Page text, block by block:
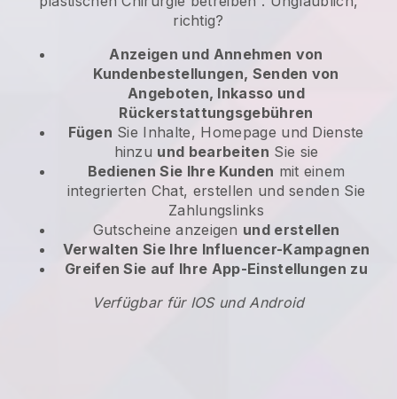
richtig?
Anzeigen und Annehmen von
Kundenbestellungen, Senden von
Angeboten, Inkasso und
Rückerstattungsgebühren
Fügen Sie Inhalte, Homepage und Dienste
hinzu und bearbeiten Sie sie
Bedienen Sie Ihre Kunden mit einem
integrierten Chat, erstellen und senden Sie
Zahlungslinks
Gutscheine anzeigen und erstellen
Verwalten Sie Ihre Influencer-Kampagnen
Greifen Sie auf Ihre App-Einstellungen zu
Verfügbar für IOS und Android